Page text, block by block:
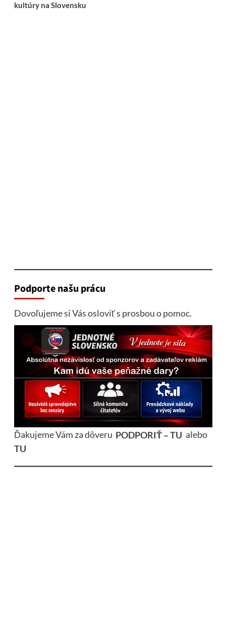
kultúry na Slovensku
Podporte našu prácu
Dovoľujeme si Vás osloviť s prosbou o pomoc.
Ďakujeme Vám za dôveru PODPORIŤ – TU alebo
TU